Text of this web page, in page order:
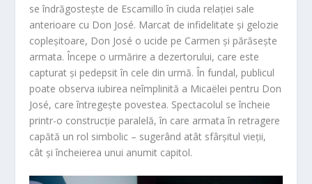
se îndrăgostește de Escamillo în ciuda relației sale
anterioare cu Don José. Marcat de infidelitate și gelozie
copleșitoare, Don José o ucide pe Carmen și părăsește
armata. Începe o urmărire a dezertorului, care este
capturat și pedepsit în cele din urmă. În fundal, publicul
poate observa iubirea neîmplinită a Micaëlei pentru Don
José, care întregește povestea. Spectacolul se încheie
printr-o construcție paralelă, în care armata în retragere
capătă un rol simbolic – sugerând atât sfârșitul vieții,
cât și încheierea unui anumit capitol.